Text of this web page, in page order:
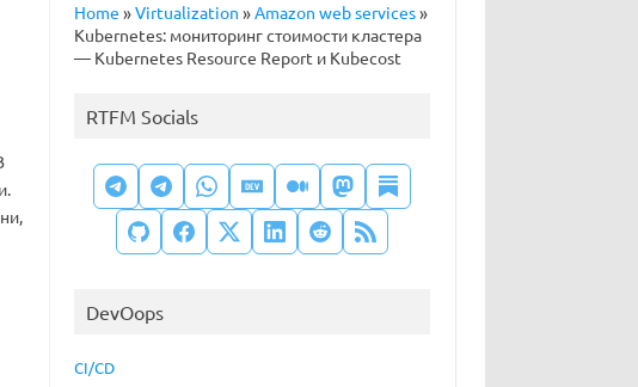
Home »Virtualization »Amazon web services»
Kubernetes: мониторинг стоимости кластера
— Kubernetes Resource Report и Kubecost
RTFM Socials
DevOops
CI/CD